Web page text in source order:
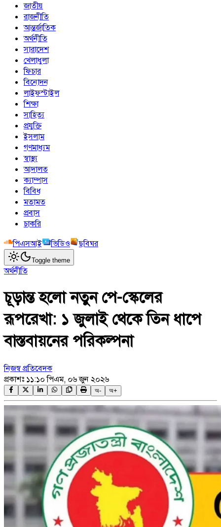
জাতীয়
রাজনীতি
আন্তর্জাতিক
অর্থনীতি
সারাদেশ
খেলাধুলা
ফিচার
বিনোদন
লাইফস্টাইল
শিক্ষা
সাহিত্য
প্রযুক্তি
ইসলাম
গণমাধ্যম
স্বাস্থ্য
আদালত
ক্যাম্পাস
বিবিধ
মতামত
প্রবাস
চাকরি
পিএসআই
ভিডিও ছবিঘর
Toggle theme
অর্থনীতি
চূড়ান্ত হলো নতুন পে-স্কেলের
রূপরেখা: ১ জুলাই থেকে তিন ধাপে
বাস্তবায়নের পরিকল্পনা
নিজস্ব প্রতিবেদক
প্রকাশঃ ১১:১০ পিএম, ০৬ জুন ২০২৬
অ- অ+